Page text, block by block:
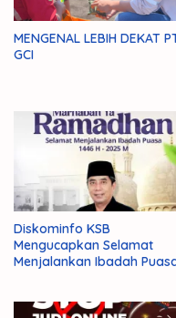
MENGENAL LEBIH DEKAT
GCI
Diskominfo KSB
Mengucapkan Selamat
Menjalankan Ibadah